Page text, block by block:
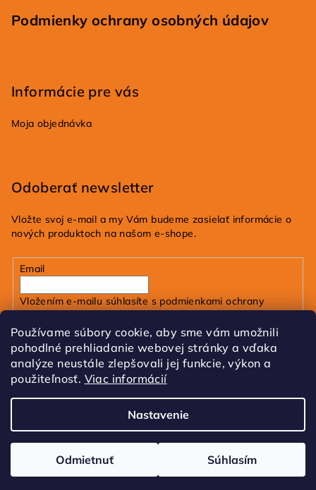
Používame súbory cookie, aby sme vám umožnili
pohodlné prehliadanie webovej stránky a vďaka
analýze neustále zlepšovali jej funkcie, výkon a
použiteľnosť. Viac informácií
Nastavenie
Odmietnuť Súhlasím
Podmienky ochrany osobných údajov
Informácie pre vás
Moja objednávka
Odoberať newsletter
Vložte svoj e-mail a my Vám budeme zasielať informácie o
nových produktoch na našom e-shope.
Email
Vložením e-mailu súhlasíte s podmienkami ochrany
Prihlásiť sa
Upraviť nastavenie cookies
Vytvoril Shoptet